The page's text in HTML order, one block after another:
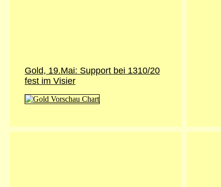
Gold, 19.Mai: Support bei 1310/20
fest im Visier